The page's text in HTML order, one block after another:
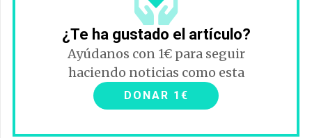
¿Te ha gustado el artículo?
Ayúdanos con 1€ para seguir
haciendo noticias como esta
DONAR 1€